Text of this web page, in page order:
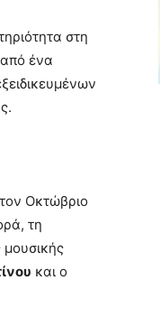
στη
ένα
Οκτώβριο
τη
και ο